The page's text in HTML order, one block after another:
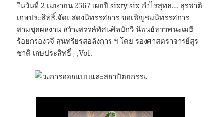
ในวันที่ 2 เมษายน 2567 เผยปี sixty six กำไรสุทธ… สุรชาติ
เกษประสิทธิ์.จัดแสดงนิทรรศการ ขอเชิญชมนิทรรศการ
สามชุดผลงาน สร้างสรรค์ทัศนศิลป์กวี นิพนธ์ทรรศนะเมธี
ร้อยกรองวจี สุนทรียรสอลังการ ฯ โดย รองศาสตราจารย์สุร
ชาติ เกษประสิทธิ์ , ,Vol.